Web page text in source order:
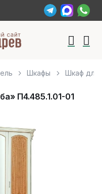
Шкафы Шкаф для
П4.485.1.01-01